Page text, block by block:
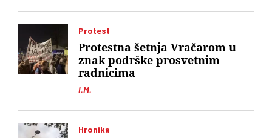
Protest
I.M.
Protestna šetnja Vračarom u
znak podrške prosvetnim
radnicima
Hronika